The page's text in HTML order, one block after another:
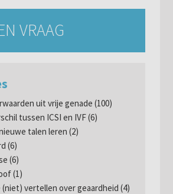
VRAAG
uit vrije genade (100)
tussen ICSI en IVF (6)
talen leren (2)
(6)
(6)
(1)
vertellen over geaardheid (4)